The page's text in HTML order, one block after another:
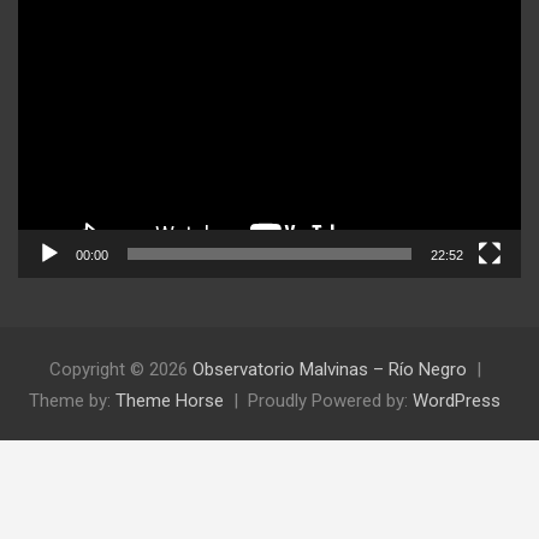
00:00 22:52
Copyright © 2026 Observatorio Malvinas – Río Negro
Theme by: Theme Horse Proudly Powered by: WordPress